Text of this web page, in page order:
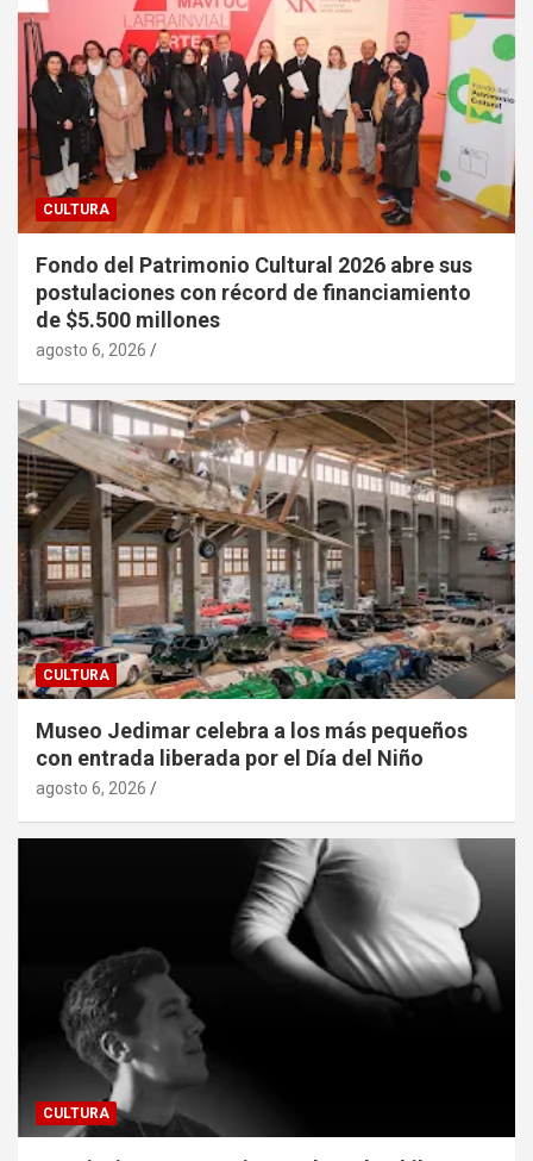
CULTURA
Fondo del Patrimonio Cultural 2026 abre sus
postulaciones con récord de financiamiento
de $5.500 millones
agosto 6, 2026
CULTURA
Museo Jedimar celebra a los más pequeños
con entrada liberada por el Día del Niño
agosto 6, 2026
CULTURA